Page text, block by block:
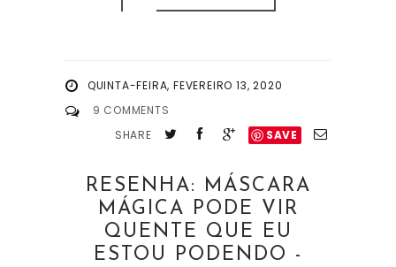
QUINTA-FEIRA, FEVEREIRO 13, 2020
9 COMMENTS
SHARE
SAVE
RESENHA: MÁSCARA
MÁGICA PODE VIR
QUENTE QUE EU
ESTOU PODENDO -